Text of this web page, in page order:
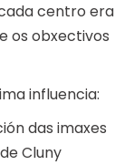
centro era
os obxectivos
influencia:
das imaxes
Cluny